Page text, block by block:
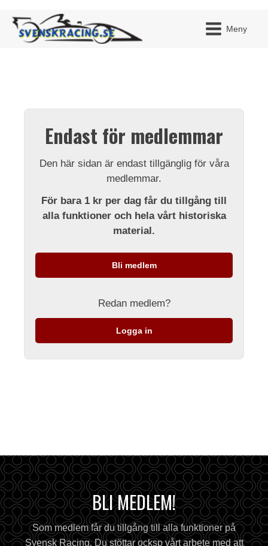
Meny
Endast för medlemmar
Den här sidan är endast tillgänglig för våra
medlemmar.
För bara 1 kr per dag får du tillgång till
alla funktioner och hela vårt historiska
material.
Bli medlem
Redan medlem?
Logga in
BLI MEDLEM!
Som medlem får du tillgång till alla funktioner på
Svensk Racing. Du stöttar ocksp vårt arbete med att